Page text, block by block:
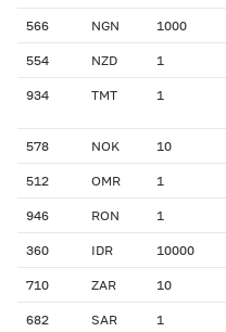
566 NGN 1000
554 NZD 1
934 TMT 1
578 NOK 10
512 OMR 1
946 RON 1
360 IDR 10000
710 ZAR 10
682 SAR 1